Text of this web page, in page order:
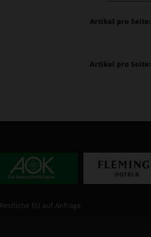
Artikel pro Seite:
Artikel pro Seite:
Restliche EU auf Anfrage